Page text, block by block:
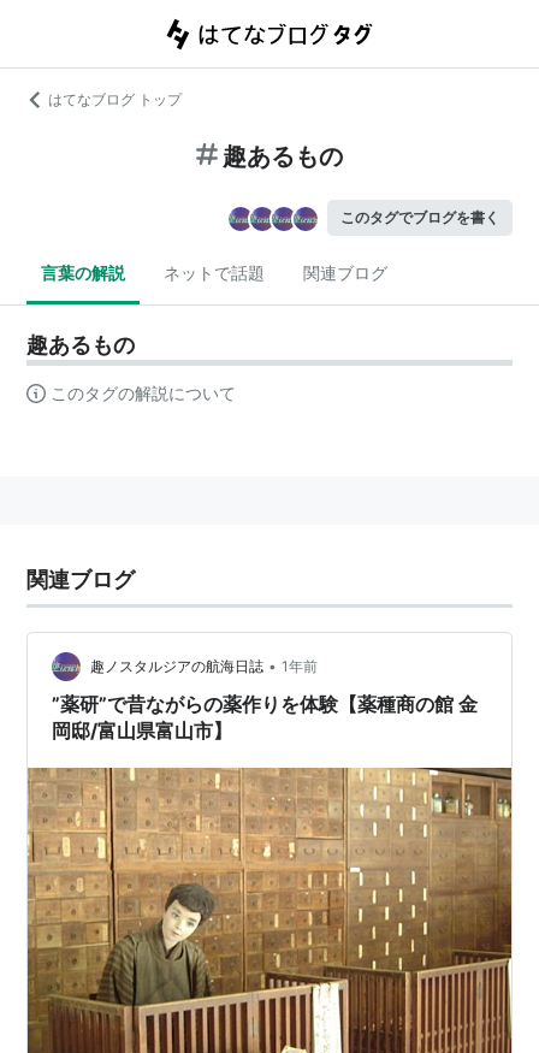
はてなブログ トップ
趣あるもの
このタグでブログを書く
言葉の解説 ネットで話題 関連ブログ
趣あるもの
このタグの解説について
関連ブログ
趣ノスタルジアの航海日誌 • 1年前
”薬研”で昔ながらの薬作りを体験【薬種商の館 金
岡邸/富山県富山市】